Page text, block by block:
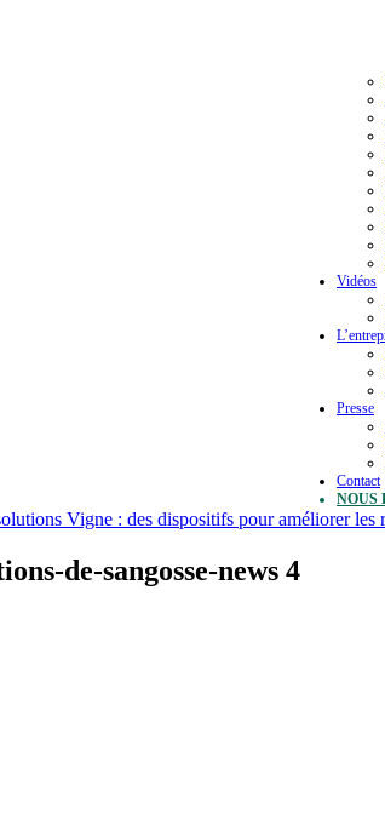
Vidéos
Presse
Contact
NOUS
Vigne : des dispositifs pour améliorer les
de-sangosse-news 4